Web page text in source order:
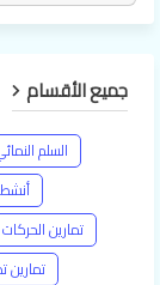
جميع الأقسام
السلم
تمارين الحركات
تمارين